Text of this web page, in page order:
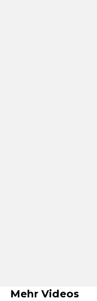
Mehr Videos